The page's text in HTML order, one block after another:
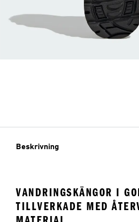
Beskrivning
VANDRINGSKÄNGOR I
TILLVERKADE MED